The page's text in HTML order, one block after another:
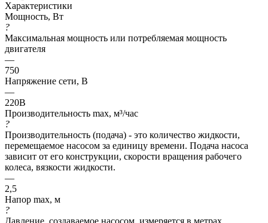
Характеристики
Мощность, Вт
?
Максимальная мощность или потребляемая мощность
двигателя
—
750
Напряжение сети, В
—
220В
Производительность max, м³/час
?
Производительность (подача) - это количество жидкости,
перемещаемое насосом за единицу времени. Подача насоса
зависит от его конструкции, скорости вращения рабочего
колеса, вязкости жидкости.
—
2,5
Напор max, м
?
Давление, создаваемое насосом, измеряется в метрах